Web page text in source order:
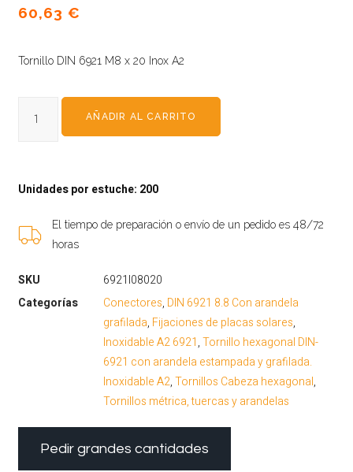
60,63€
Tornillo DIN 6921 M8 x 20 Inox A2
AÑADIR AL CARRITO
Unidades por estuche: 200
El tiempo de preparación o envío de un pedido es 48/72
horas
SKU
6921I08020
Categorías
Conectores, DIN 6921 8.8 Con arandela
grafilada, Fijaciones de placas solares,
Inoxidable A2 6921,Tornillo hexagonal DIN-
6921 con arandela estampada y grafilada.
Inoxidable A2,Tornillos Cabeza hexagonal,
Tornillos métrica, tuercas y arandelas
Pedir grandes cantidades